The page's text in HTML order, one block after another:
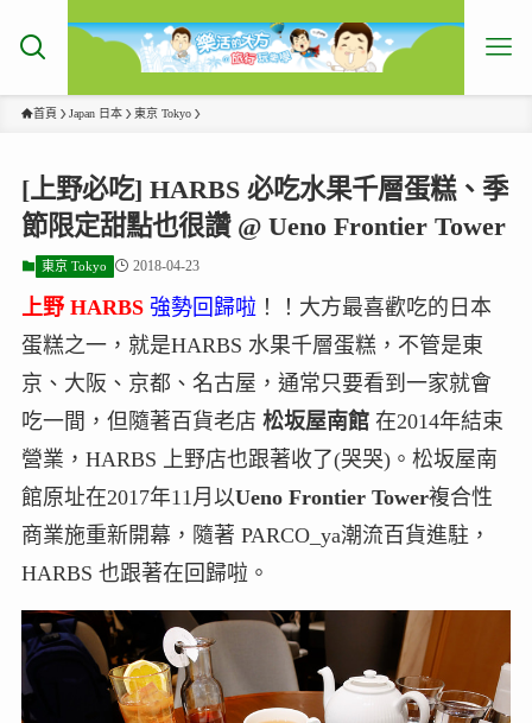
首頁 Japan 日本 東京 Tokyo
[上野必吃] HARBS 必吃水果千層蛋糕、季
節限定甜點也很讚 @ Ueno Frontier Tower
東京 Tokyo 2018-04-23
上野 HARBS強勢回歸啦 ！！大方最喜歡吃的日本
蛋糕之一，就是HARBS 水果千層蛋糕，不管是東
京、大阪、京都、名古屋，通常只要看到一家就會
吃一間，但隨著百貨老店 松坂屋南館 在2014年結束
營業，HARBS 上野店也跟著收了(哭哭)。松坂屋南
館原址在2017年11月以Ueno Frontier Tower複合性
商業施重新開幕，隨著 PARCO_ya潮流百貨進駐，
HARBS 也跟著在回歸啦。